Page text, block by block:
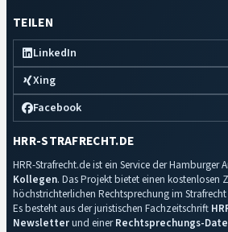
TEILEN
LinkedIn
Xing
Facebook
HRR-STRAFRECHT.DE
HRR-Strafrecht.de ist ein Service der Hamburger
Kollegen. Das Projekt bietet einen kostenlosen
höchstrichterlichen Rechtsprechung im
Es besteht aus der juristischen Fachzeitschrift
Newsletterund einerRechtsprechungs-